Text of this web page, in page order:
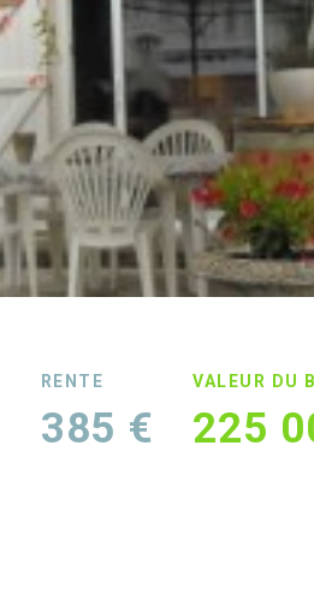
RENTE
385 €
VALEUR DU
225